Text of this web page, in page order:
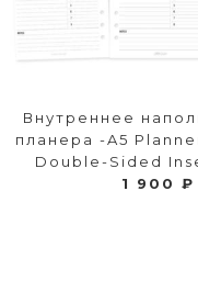
Внутреннее
планера -A5
Double-Sided
1 900 ₽